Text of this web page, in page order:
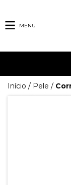
MENU
Início / Pele /